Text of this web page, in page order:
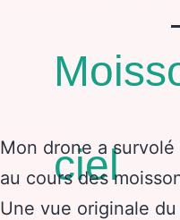
ciel
Mon drone a
au cours des
Une vue originale